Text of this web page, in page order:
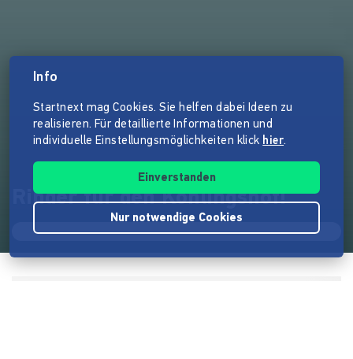
Rinder für den Köhlingshof!
Info
Startnext mag Cookies. Sie helfen dabei Ideen zu
realisieren. Für detaillierte Informationen und
individuelle Einstellungsmöglichkeiten klick hier.
Einverstanden
Nur notwendige Cookies